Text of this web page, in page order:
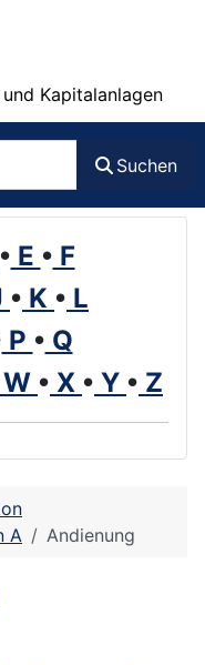
Kapitalanlagen
Suchen
• E • F
• K • L
P • Q
W • X • Y • Z
A Andienung